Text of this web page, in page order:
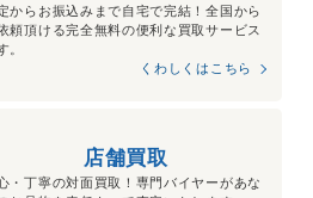
からお振込みまで自宅で完結！全国から
頼頂ける完全無料の便利な買取サービス
。
くわしくはこちら
店舗買取
・丁寧の対面買取！専門バイヤーがあな